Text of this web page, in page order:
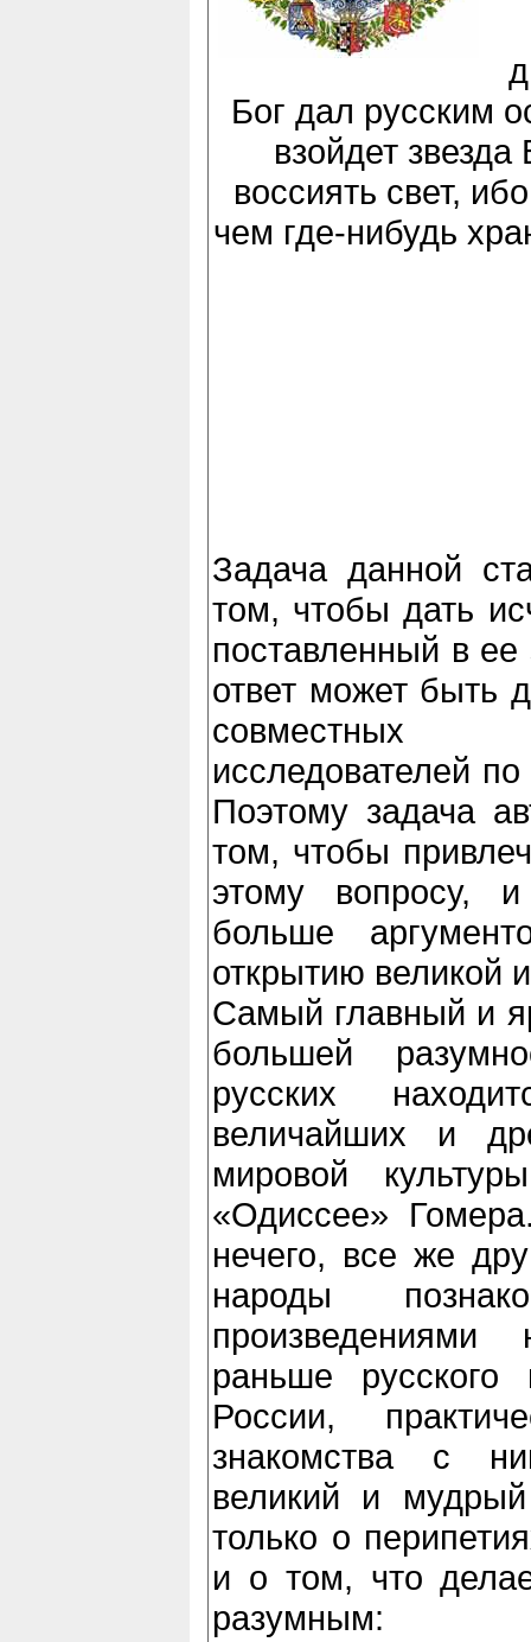
Бог дал русским
взойдет
воссиять свет,
чем где-нибудь
Задача данной
том, чтобы дать
поставленный в ее
ответ может быть
совместных
исследователей
Поэтому задача
том, чтобы
этому вопросу,
больше
открытию великой
Самый главный и
большей
русских
величайших и
мировой
«Одиссее»
нечего, все же
народы
раньше
России,
знакомства с
великий и
только о
и о том, что
разумным: